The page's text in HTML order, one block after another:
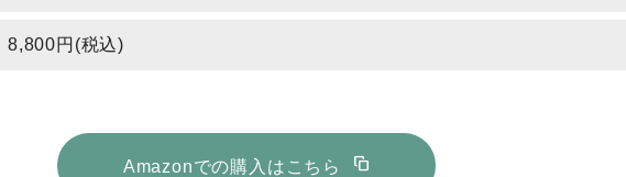
8,800円(税込)
Amazonでの購入はこちら stack